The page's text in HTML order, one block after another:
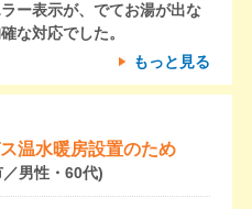
ー表示が、でてお湯が出な
な対応でした。
もっと見る
温水暖房設置のため
男性・60代)